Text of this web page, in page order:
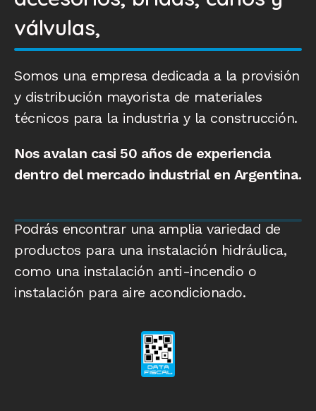
válvulas,
Somos una empresa dedicada a la provisión
y distribución mayorista de materiales
técnicos para la industria y la construcción.
Nos avalan casi 50 años de experiencia
dentro del mercado industrial en Argentina.
Podrás encontrar una amplia variedad de
productos para una instalación hidráulica,
como una instalación anti-incendio o
instalación para aire acondicionado.